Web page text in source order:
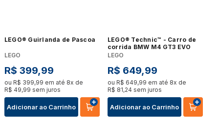
LEGO® Guirlanda de Pascoa
LEGO
R$ 399,99
ou R$ 399,99 em até 8x de
R$ 49,99 sem juros
Adicionar ao Carrinho
LEGO® Technic™ - Carro de
corrida BMW M4 GT3 EVO
LEGO
R$ 649,99
ou R$ 649,99 em até 8x de
R$ 81,24 sem juros
Adicionar ao Carrinho